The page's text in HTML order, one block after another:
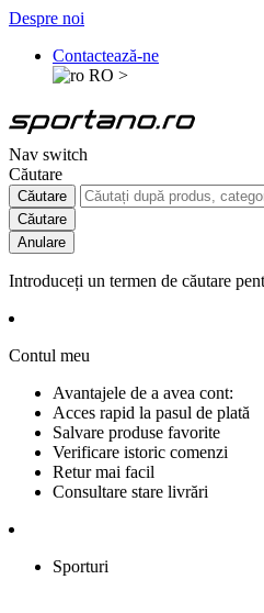
Despre noi
Contactează-ne
RO >
Nav switch
Căutare
Căutare
Căutare
Anulare
Introduceți un termen de căutare
Contul meu
Avantajele de a avea cont:
Acces rapid la pasul de plată
Salvare produse favorite
Verificare istoric comenzi
Retur mai facil
Consultare stare livrări
Sporturi